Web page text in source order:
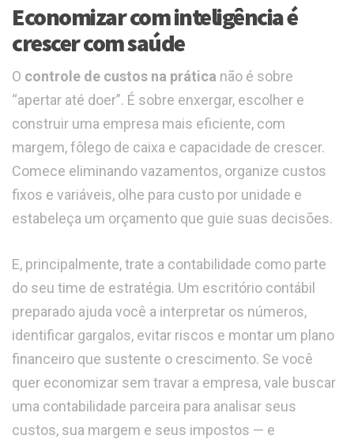
Economizar com inteligência é
crescer com saúde
O controle de custos na prática não é sobre
“apertar até doer”. É sobre enxergar, escolher e
construir uma empresa mais eficiente, com
margem, fôlego de caixa e capacidade de crescer.
Comece eliminando vazamentos, organize custos
fixos e variáveis, olhe para custo por unidade e
estabeleça um orçamento que guie suas decisões.
E, principalmente, trate a contabilidade como parte
do seu time de estratégia. Um escritório contábil
preparado ajuda você a interpretar os números,
identificar gargalos, evitar riscos e montar um plano
financeiro que sustente o crescimento. Se você
quer economizar sem travar a empresa, vale buscar
uma contabilidade parceira para analisar seus
custos, sua margem e seus impostos — e